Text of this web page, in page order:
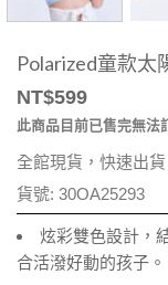
Polarized童款太
NT$599
此商品目前已售完無法
全館現貨，快速出貨
貨號: 30OA25293
炫彩雙色設計，
合活潑好動的孩子。